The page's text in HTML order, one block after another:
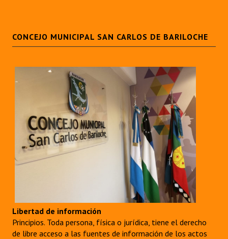
CONCEJO MUNICIPAL SAN CARLOS DE BARILOCHE
Libertad de información
Principios. Toda persona, física o jurídica, tiene el derecho
de libre acceso a las fuentes de información de los actos